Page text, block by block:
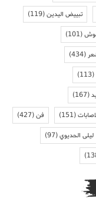
تبييض اليدين(119)
(101)
(434)
(113)
(167)
(151) فن(427)
ليلى الحديوي(97)